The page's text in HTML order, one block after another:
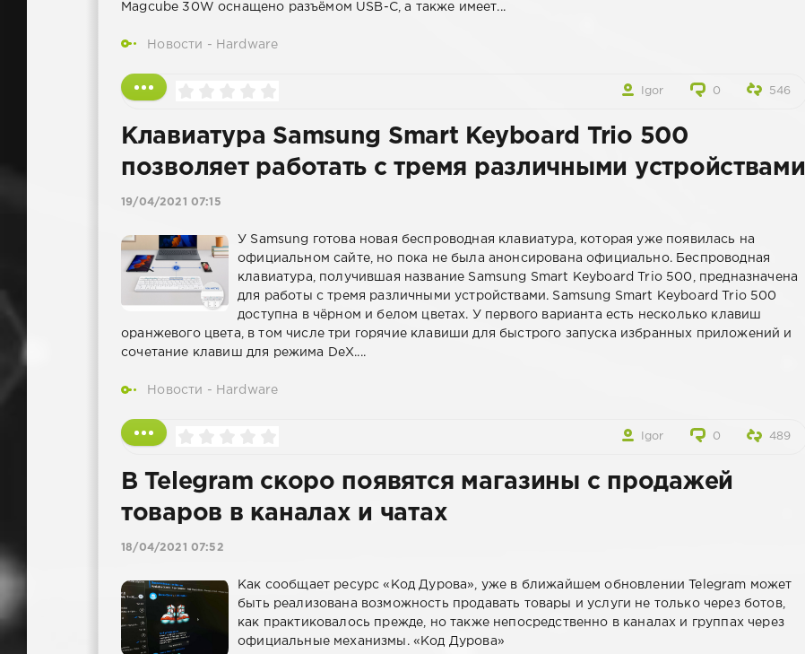
Magcube 30W оснащено разъёмом USB-C, а также имеет...
Новости - Hardware
Igor 0 546
Клавиатура Samsung Smart Keyboard Trio 500
позволяет работать с тремя различными устройствами
19/04/2021 07:15
У Samsung готова новая беспроводная клавиатура, которая уже появилась на
официальном сайте, но пока не была анонсирована официально. Беспроводная
клавиатура, получившая название Samsung Smart Keyboard Trio 500, предназначена
для работы с тремя различными устройствами. Samsung Smart Keyboard Trio 500
доступна в чёрном и белом цветах. У первого варианта есть несколько клавиш
оранжевого цвета, в том числе три горячие клавиши для быстрого запуска избранных приложений и
сочетание клавиш для режима DeX....
Новости - Hardware
Igor 0 489
В Telegram скоро появятся магазины с продажей
товаров в каналах и чатах
18/04/2021 07:52
Как сообщает ресурс «Код Дурова», уже в ближайшем обновлении Telegram может
быть реализована возможность продавать товары и услуги не только через ботов,
как практиковалось прежде, но также непосредственно в каналах и группах через
официальные механизмы. «Код Дурова»